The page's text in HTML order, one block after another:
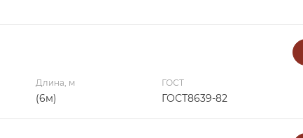
Длина, м
(6м)
ГОСТ
ГОСТ8639-82